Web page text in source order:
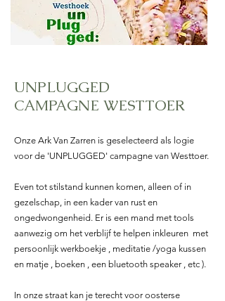
UNPLUGGED
CAMPAGNE WESTTOER
Onze Ark Van Zarren is geselecteerd als logie
voor de 'UNPLUGGED' campagne van Westtoer.
Even tot stilstand kunnen komen, alleen of in
gezelschap, in een kader van rust en
ongedwongenheid. Er is een mand met tools
aanwezig om het verblijf te helpen inkleuren met
persoonlijk werkboekje , meditatie /yoga kussen
en matje , boeken , een bluetooth speaker , etc ).
In onze straat kan je terecht voor oosterse